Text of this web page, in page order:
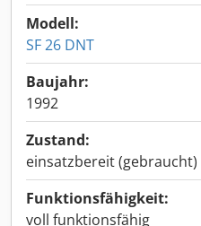
Modell:
SF 26 DNT
Baujahr:
1992
Zustand:
einsatzbereit (gebraucht)
Funktionsfähigkeit:
voll funktionsfähig